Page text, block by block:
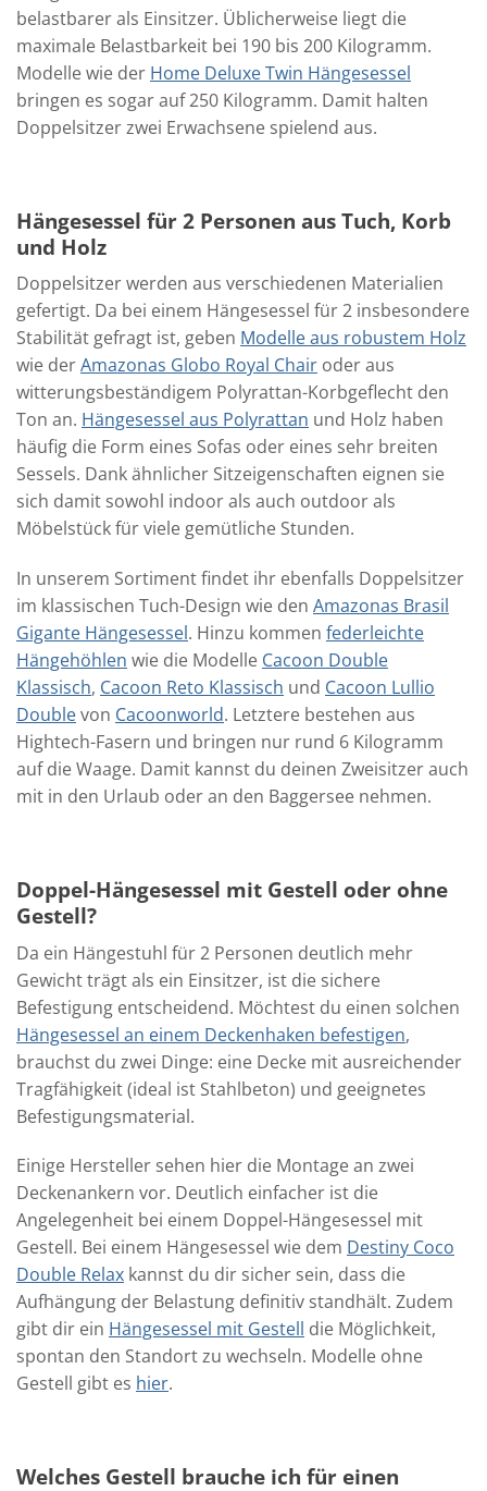
belastbarer als Einsitzer. Üblicherweise liegt die
maximale Belastbarkeit bei 190 bis 200 Kilogramm.
Modelle wie der Home Deluxe Twin Hängesessel
bringen es sogar auf 250 Kilogramm. Damit halten
Doppelsitzer zwei Erwachsene spielend aus.
Hängesessel für 2 Personen aus Tuch, Korb
und Holz
Doppelsitzer werden aus verschiedenen Materialien
gefertigt. Da bei einem Hängesessel für 2 insbesondere
Stabilität gefragt ist, geben Modelle aus robustem Holz
wie derAmazonas Globo Royal Chair oder aus
witterungsbeständigem Polyrattan-Korbgeflecht den
Ton an. Hängesessel aus Polyrattan und Holz haben
häufig die Form eines Sofas oder eines sehr breiten
Sessels. Dank ähnlicher Sitzeigenschaften eignen sie
sich damit sowohl indoor als auch outdoor als
Möbelstück für viele gemütliche Stunden.
In unserem Sortiment findet ihr ebenfalls Doppelsitzer
im klassischen Tuch-Design wie den Amazonas Brasil
Gigante Hängesessel. Hinzu kommen federleichte
Hängehöhlen wie die Modelle Cacoon Double
Klassisch, Cacoon Reto Klassisch und Cacoon Lullio
Doublevon Cacoonworld. Letztere bestehen aus
Hightech-Fasern und bringen nur rund 6 Kilogramm
auf die Waage. Damit kannst du deinen Zweisitzer auch
mit in den Urlaub oder an den Baggersee nehmen.
Doppel-Hängesessel mit Gestell oder ohne
Gestell?
Da ein Hängestuhl für 2 Personen deutlich mehr
Gewicht trägt als ein Einsitzer, ist die sichere
Befestigung entscheidend. Möchtest du einen solchen
Hängesessel an einem Deckenhaken befestigen,
brauchst du zwei Dinge: eine Decke mit ausreichender
Tragfähigkeit (ideal ist Stahlbeton) und geeignetes
Befestigungsmaterial.
Einige Hersteller sehen hier die Montage an zwei
Deckenankern vor. Deutlich einfacher ist die
Angelegenheit bei einem Doppel-Hängesessel mit
Gestell. Bei einem Hängesessel wie dem Destiny Coco
Double Relax kannst du dir sicher sein, dass die
Aufhängung der Belastung definitiv standhält. Zudem
gibt dir ein Hängesessel mit Gestell die Möglichkeit,
spontan den Standort zu wechseln. Modelle ohne
Gestell gibt es hier.
Welches Gestell brauche ich für einen